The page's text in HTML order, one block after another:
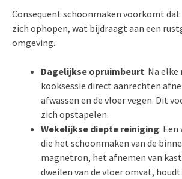
Consequent schoonmaken voorkomt
zich ophopen, wat bijdraagt aan een
omgeving.
Dagelijkse opruimbeurt: Na
kooksessie direct aanrechten
afwassen en de vloer vegen. Dit
zich opstapelen.
Wekelijkse diepte reiniging:
die het schoonmaken van de
magnetron, het afnemen van
dweilen van de vloer omvat,